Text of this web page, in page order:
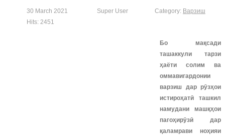
30 March 2021 Super User Category: Варзиш
Hits: 2451
Бо мақсади
ташаккули тарзи
ҳаёти солим ва
оммавигардонии
варзиш дар рӯзҳои
истироҳатӣ ташкил
намудани машқҳои
пагоҳирӯзӣ дар
қаламрави ноҳияи